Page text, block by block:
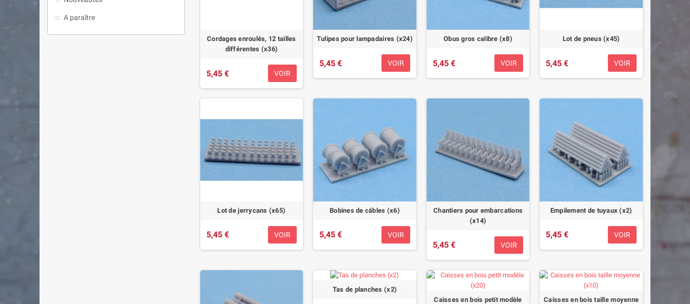
A paraître
Cordages enroulés, 12 tailles
différentes (x36)
5,45 € VOIR
Tulipes pour lampadaires (x24)
5,45 € VOIR
Obus gros calibre (x8)
5,45 € VOIR
Lot de pneus (x45)
5,45 € VOIR
Lot de jerrycans (x65)
5,45 € VOIR
Bobines de câbles (x6)
5,45 € VOIR
Chantiers pour embarcations
(x14)
5,45 € VOIR
Empilement de tuyaux (x2)
5,45 € VOIR
Tas de planches (x2)
Caisses en bois petit modèle
Caisses en bois taille moyenne